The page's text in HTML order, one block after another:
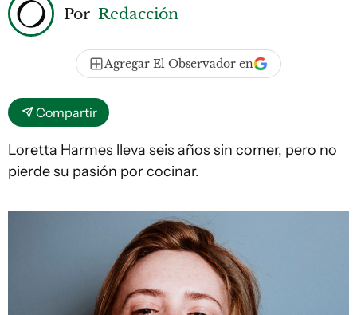
Por Redacción
Agregar El Observador en
Compartir
Loretta Harmes lleva seis años sin comer, pero no
pierde su pasión por cocinar.